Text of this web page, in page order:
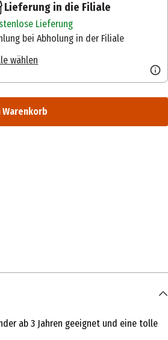
Lieferung in die Filiale
Lieferung
bei Abholung in der Filiale
wählen
Warenkorb
ab 3 Jahren geeignet und eine tolle